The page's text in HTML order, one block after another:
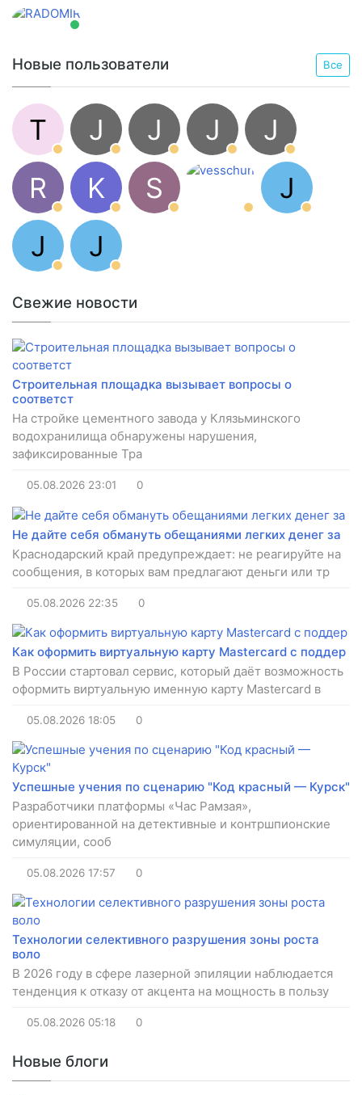
Новые пользователи Все
T J J J
J
R
K S
J
J
J
Свежие новости
Строительная площадка вызывает вопросы о
соответст
На стройке цементного завода у Клязьминского
водохранилища обнаружены нарушения,
зафиксированные Тра
05.08.2026 23:01 0
Не дайте себя обмануть обещаниями легких денег за
Краснодарский край предупреждает: не реагируйте на
сообщения, в которых вам предлагают деньги или тр
05.08.2026 22:35 0
Как оформить виртуальную карту Mastercard с поддер
В России стартовал сервис, который даёт возможность
оформить виртуальную именную карту Mastercard в
05.08.2026 18:05 0
Успешные учения по сценарию "Код красный — Курск"
Разработчики платформы «Час Рамзая»,
ориентированной на детективные и контршпионские
симуляции, сооб
05.08.2026 17:57 0
Технологии селективного разрушения зоны роста
воло
В 2026 году в сфере лазерной эпиляции наблюдается
тенденция к отказу от акцента на мощность в пользу
05.08.2026 05:18 0
Новые блоги